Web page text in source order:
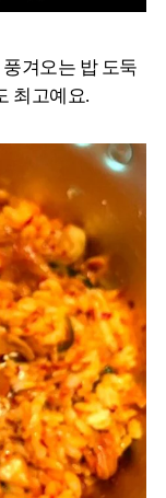
겨오는 밥 도둑
최고예요.